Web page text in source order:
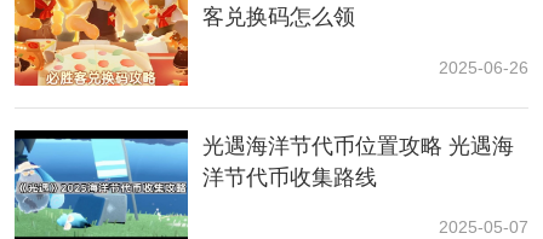
2、头发：108根蜡烛 客兑换码怎么领
2025-06-26
光遇海洋节代币位置攻略 光遇海
洋节代币收集路线
2025-05-07